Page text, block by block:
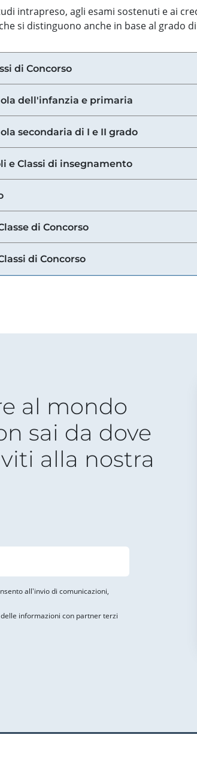
intrapreso, agli esami sostenuti e ai
si distinguono anche in base al grado
di Concorso
dell'infanzia e primaria
secondaria di I e II grado
e Classi di insegnamento
di Concorso
di Concorso
al mondo
sai da dove
alla nostra
all'invio di comunicazioni,
informazioni con partner terzi